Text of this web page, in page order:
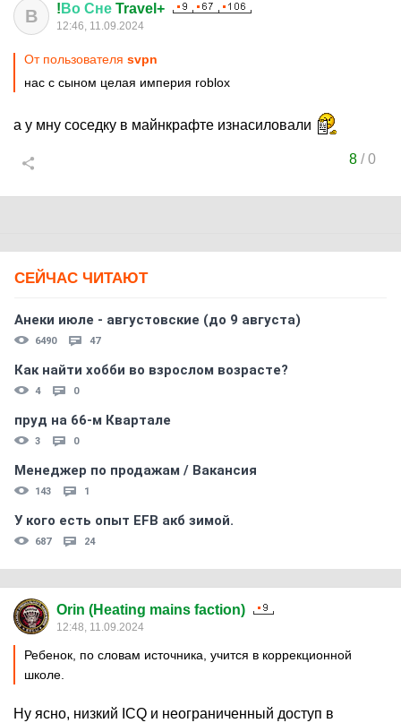
В ! Во Сне Travel+
12:46, 11.09.2024
От пользователя svpn
нас с сыном целая империя roblox
а у мну соседку в майнкрафте изнасиловали
8/0
СЕЙЧАС ЧИТАЮТ
Анеки июле - августовские (до 9 августа)
6490 47
Как найти хобби во взрослом возрасте?
4 0
пруд на 66-м Квартале
3 0
Менеджер по продажам / Вакансия
143 1
У кого есть опыт EFB акб зимой.
687 24
Orin (Heating mains faction)
12:48, 11.09.2024
Ребенок, по словам источника, учится в коррекционной
школе.
Ну ясно, низкий ICQ и неограниченный доступ в